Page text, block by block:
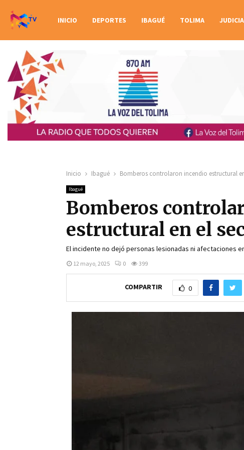
INICIO DEPORTES IBAGUÉ TOLIMA
Inicio Ibagué Bomberos controlaron incendio estructural
Ibagué
Bomberos
estructural en el
El incidente no dejó personas lesionadas ni afectaciones
12 mayo, 2025 0 399
COMPARTIR 0